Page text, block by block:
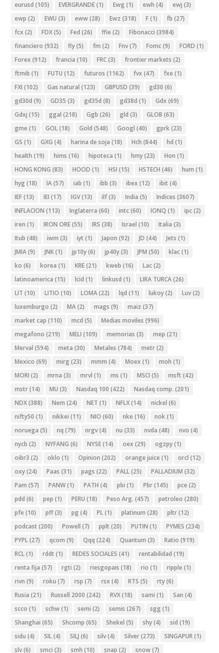
eurusd (105) EVERGRANDE(1) Ewg (1) ewh (4) ewj (3)
ewp (2) EWU (3) eww(28) Ewz (318) F(1) fb (27)
fcx (2) FDX(5) Fed (26) ffie (2) Fibonacci (3984)
financiero (932) fly(5) fm (2) Fnv(7) Fomc(9) FORD (1)
Forex (912) francia (10) FRC(3) frontier markets (2)
ftmib (1) FUTU (12) futuros (1162) fvx (47) fxe (1)
FXI (102) Gas natural (123) GBPUSD (39) gd30 (6)
gd30d (9) GD35 (3) gd35d (8) gd38d (1) Gdx (69)
Gdxj (15) ggal (218) Ggb (26) gld (3) GLOB (63)
gme (1) GOL(18) Gold (548) Googl (40) gprk(23)
GS (1) GXG (4) harina de soja (18) Hch (844) hd (1)
health (19) hims (16) hipoteca (1) hmy(23) Hon (1)
HONG KONG (83) HOOD (1) HSI (15) HSTECH (46) hum (1)
hyg (18) IA(57) iab (1) ibb (3) ibex (12) ibit (4)
IEF(13) IEI (17) IGV(13) ilf(3) India (5) Indices (3607)
INFLACION (113) Inglaterra (60) intc(60) IONQ (1) ipc(2)
iren (1) IRON ORE(55) IRS (38) Israel (10) Italia (3)
Itub (48) iwm (3) iyt (1) Japon (92) JD (44) Jets (1)
JMIA(9) JNK(1) jp10y(6) jp40y(3) JPM (50) klac(1)
ko (6) korea (1) KRE(21) kweb (16) Lac(2)
latinoamerica (15) lcid (1) linkusd (1) LIRA TURCA(26)
LIT (10) LITIO (10) LOMA(22) lqd (11) lukoy(2) Luv(2)
luxemburgo (2) MA(2) mags (9) maiz (37)
market cap (110) mcd (5) Medias moviles (996)
megafono (219) MELI (109) memorias (3) mep (21)
Merval (594) meta (30) Metales (784) metr(2)
Mexico (69) mirg (23) mmm (4) Moex (1) moh (1)
MORI (2) mrna (3) mrvl (1) ms (1) MSCI (5) msft (42)
mstr(14) MU (3) Nasdaq 100 (422) Nasdaq comp. (201)
NDX(388) Nem (24) NET (1) NFLX(14) nickel (6)
nifty50 (1) nikkei (11) NIO (60) nke (16) nok(1)
noruega (5) nq (79) nrgv(4) nu (33) nvda (48) nvo (4)
nycb (2) NYFANG (6) NYSE(14) oex (29) ogzpy(1)
oibr3 (2) oklo (1) Opinion (202) orange juice (1) orcl (12)
oxy(24) Paas (31) pags (22) PALL(25) PALLADIUM (32)
Pam (57) PANW(1) PATH (4) pbi (1) Pbr(145) pce (2)
pdd (6) pep (1) PERU (18) Peso Arg. (457) petroleo (280)
pfe (10) pff(3) pg (4) PL(1) platinum (28) pltr(12)
podcast (200) Powell (7) pplt (20) PUTIN (1) PYMES (234)
PYPL(27) qcom (9) Qqq (224) Quantum (3) Ratio (919)
RCL(1) rddt (1) REDES SOCIALES (41) rentabilidad (19)
renta fija (57) rgti (2) riesgopais (18) rio (1) ripple (1)
rivn (9) roku (7) rsp (7) rsx (4) RTS (5) rty(6)
Rusia (21) Russell 2000 (242) RVX(18) sami (1) San (4)
scco (1) schw(1) semi (2) semis (267) sgg (1)
Shanghai (65) Shcomp (65) Shekel (5) shy(4) sid (19)
sidu (4) SIL(4) SILJ (6) silv(4) Silver(273) SINGAPUR(1)
slv(6) smci (3) smh (10) snap (2) snow(7)